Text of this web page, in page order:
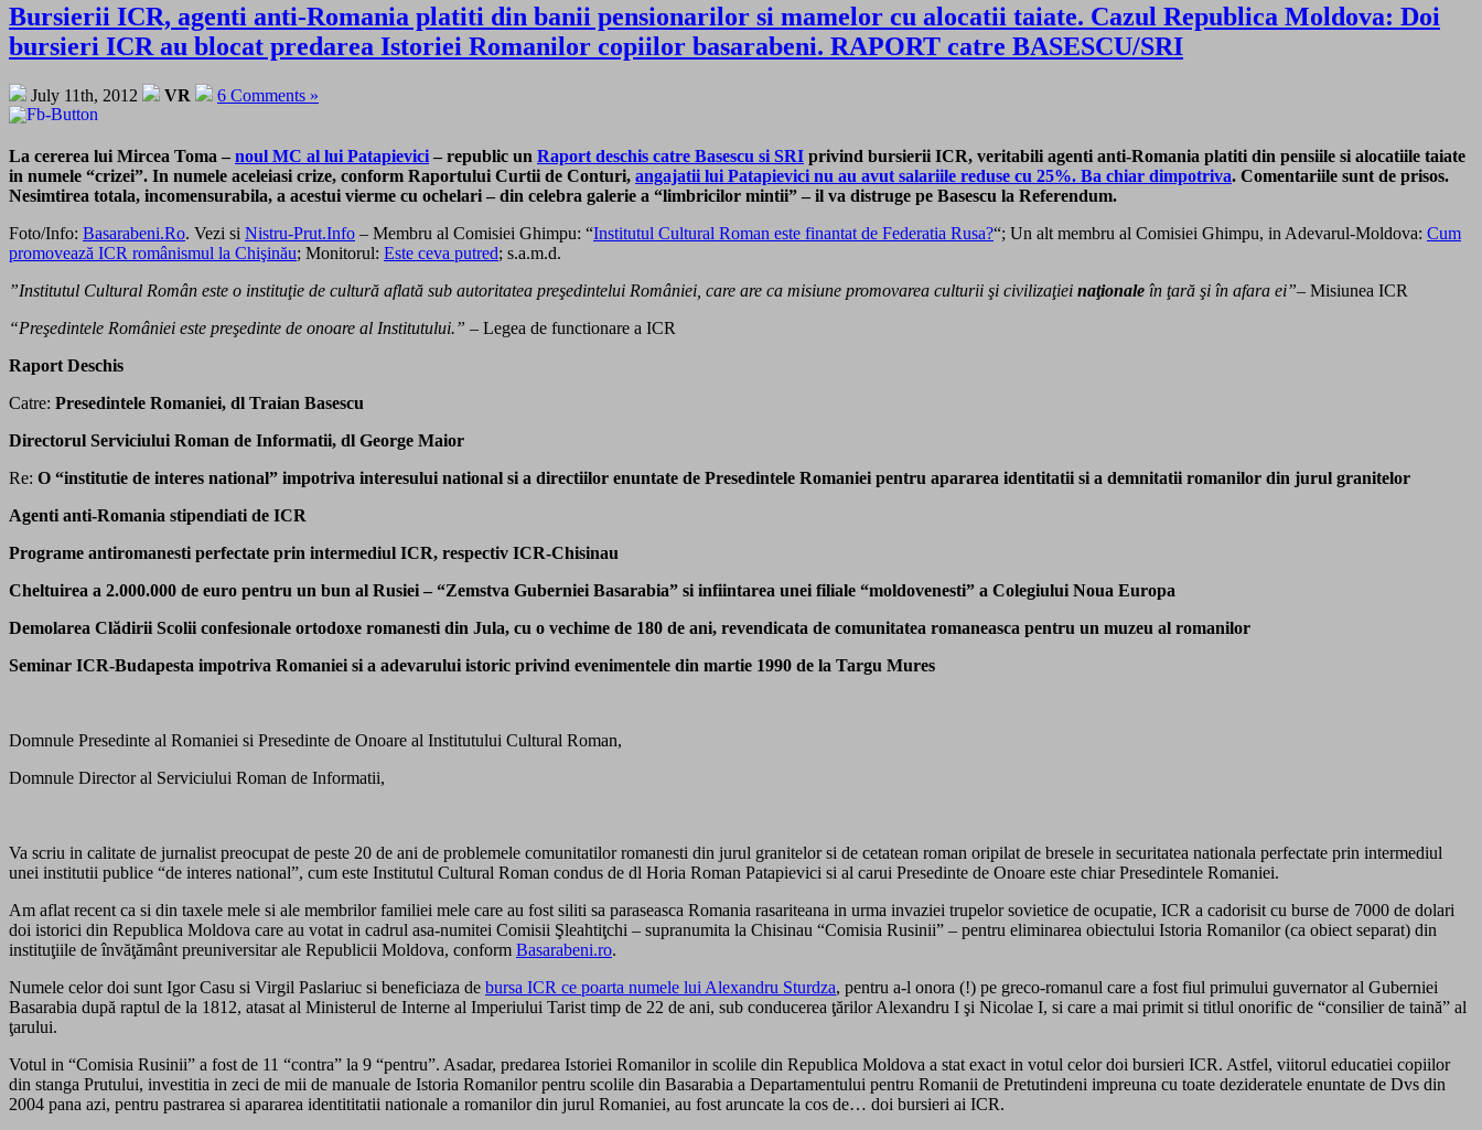
Bursierii ICR, agenti anti-Romania platiti din banii pensionarilor si mamelor cu alocatii taiate. Cazul Republica Moldova: Doi
bursieri ICR au blocat predarea Istoriei Romanilor copiilor basarabeni. RAPORT catre BASESCU/SRI
July 11th, 2012 VR 6 Comments »
La cererea lui Mircea Toma – noul MC al lui Patapievici – republic un Raport deschis catre Basescu si SRI privind bursierii ICR, veritabili agenti anti-Romania platiti din pensiile si alocatiile taiate
in numele “crizei”. In numele aceleiasi crize, conform Raportului Curtii de Conturi, angajatii lui Patapievici nu au avut salariile reduse cu 25%. Ba chiar dimpotriva. Comentariile sunt de prisos.
Nesimtirea totala, incomensurabila, a acestui vierme cu ochelari – din celebra galerie a “limbricilor mintii” – il va distruge pe Basescu la Referendum.
Foto/Info: Basarabeni.Ro. Vezi si Nistru-Prut.Info – Membru al Comisiei Ghimpu: “Institutul Cultural Roman este finantat de Federatia Rusa?“; Un alt membru al Comisiei Ghimpu, in Adevarul-Moldova: Cum
promovează ICR românismul la Chişinău; Monitorul: Este ceva putred; s.a.m.d.
”Institutul Cultural Român este o instituţie de cultură aflată sub autoritatea preşedintelui României, care are ca misiune promovarea culturii şi civilizaţiei naţionale în ţară şi în afara ei”– Misiunea ICR
“Preşedintele României este preşedinte de onoare al Institutului.” – Legea de functionare a ICR
Raport Deschis
Catre: Presedintele Romaniei, dl Traian Basescu
Directorul Serviciului Roman de Informatii, dl George Maior
Re: O “institutie de interes national” impotriva interesului national si a directiilor enuntate de Presedintele Romaniei pentru apararea identitatii si a demnitatii romanilor din jurul granitelor
Agenti anti-Romania stipendiati de ICR
Programe antiromanesti perfectate prin intermediul ICR, respectiv ICR-Chisinau
Cheltuirea a 2.000.000 de euro pentru un bun al Rusiei – “Zemstva Guberniei Basarabia” si infiintarea unei filiale “moldovenesti” a Colegiului Noua Europa
Demolarea Clădirii Scolii confesionale ortodoxe romanesti din Jula, cu o vechime de 180 de ani, revendicata de comunitatea romaneasca pentru un muzeu al romanilor
Seminar ICR-Budapesta impotriva Romaniei si a adevarului istoric privind evenimentele din martie 1990 de la Targu Mures
Domnule Presedinte al Romaniei si Presedinte de Onoare al Institutului Cultural Roman,
Domnule Director al Serviciului Roman de Informatii,
Va scriu in calitate de jurnalist preocupat de peste 20 de ani de problemele comunitatilor romanesti din jurul granitelor si de cetatean roman oripilat de bresele in securitatea nationala perfectate prin intermediul
unei institutii publice “de interes national”, cum este Institutul Cultural Roman condus de dl Horia Roman Patapievici si al carui Presedinte de Onoare este chiar Presedintele Romaniei.
Am aflat recent ca si din taxele mele si ale membrilor familiei mele care au fost siliti sa paraseasca Romania rasariteana in urma invaziei trupelor sovietice de ocupatie, ICR a cadorisit cu burse de 7000 de dolari
doi istorici din Republica Moldova care au votat in cadrul asa-numitei Comisii Şleahtiţchi – supranumita la Chisinau “Comisia Rusinii” – pentru eliminarea obiectului Istoria Romanilor (ca obiect separat) din
instituţiile de învăţământ preuniversitar ale Republicii Moldova, conform Basarabeni.ro.
Numele celor doi sunt Igor Casu si Virgil Paslariuc si beneficiaza de bursa ICR ce poarta numele lui Alexandru Sturdza, pentru a-l onora (!) pe greco-romanul care a fost fiul primului guvernator al Guberniei
Basarabia după raptul de la 1812, atasat al Ministerul de Interne al Imperiului Tarist timp de 22 de ani, sub conducerea ţărilor Alexandru I şi Nicolae I, si care a mai primit si titlul onorific de “consilier de taină” al
ţarului.
Votul in “Comisia Rusinii” a fost de 11 “contra” la 9 “pentru”. Asadar, predarea Istoriei Romanilor in scolile din Republica Moldova a stat exact in votul celor doi bursieri ICR. Astfel, viitorul educatiei copiilor
din stanga Prutului, investitia in zeci de mii de manuale de Istoria Romanilor pentru scolile din Basarabia a Departamentului pentru Romanii de Pretutindeni impreuna cu toate dezideratele enuntate de Dvs din
2004 pana azi, pentru pastrarea si apararea identititatii nationale a romanilor din jurul Romaniei, au fost aruncate la cos de… doi bursieri ai ICR.